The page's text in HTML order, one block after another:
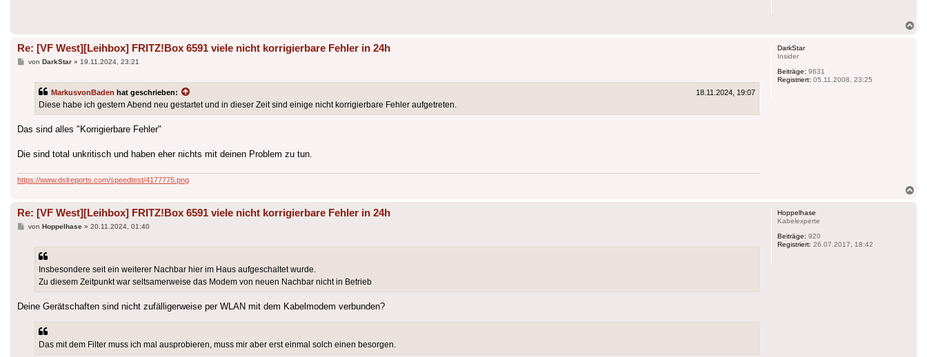
DarkStar
Insider
Beiträge: 9631
Registriert: 05.11.2008, 23:25
Re: [VF West][Leihbox] FRITZ!Box 6591 viele nicht korrigierbare Fehler in 24h
Beitrag
von DarkStar» 19.11.2024, 23:21
MarkusvonBaden hat geschrieben: 18.11.2024, 19:07
Diese habe ich gestern Abend neu gestartet und in dieser Zeit sind einige nicht korrigierbare Fehler aufgetreten.
Das sind alles "Korrigierbare Fehler"
Die sind total unkritisch und haben eher nichts mit deinen Problem zu tun.
https://www.dslreports.com/speedtest/4177775.png
Hoppelhase
Kabelexperte
Beiträge: 920
Registriert: 26.07.2017, 18:42
Re: [VF West][Leihbox] FRITZ!Box 6591 viele nicht korrigierbare Fehler in 24h
Beitrag
von Hoppelhase» 20.11.2024, 01:40
Insbesondere seit ein weiterer Nachbar hier im Haus aufgeschaltet wurde.
Zu diesem Zeitpunkt war seltsamerweise das Modem von neuen Nachbar nicht in Betrieb
Deine Gerätschaften sind nicht zufälligerweise per WLAN mit dem Kabelmodem verbunden?
Das mit dem Filter muss ich mal ausprobieren, muss mir aber erst einmal solch einen besorgen.